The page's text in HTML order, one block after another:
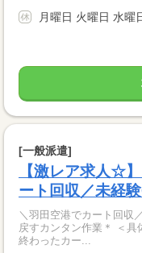
月曜日 火曜日 水曜
[一般派遣]
【激レア求人☆
ート回収／未経験
＼羽田空港でカート回収
戻すカンタン作業＊ ＜具体的には＞ 働く場所は羽田空港内…！ 使い
終わったカー...